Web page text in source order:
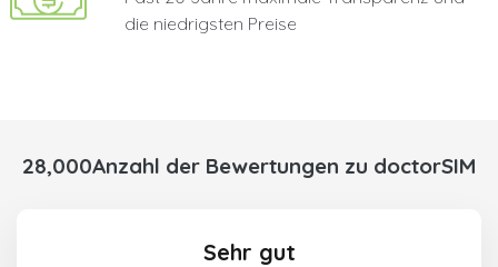
die niedrigsten Preise
28,000Anzahl der Bewertungen zu doctorSIM
Sehr gut